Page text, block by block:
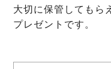
大切に保管してもら
プレゼントです。